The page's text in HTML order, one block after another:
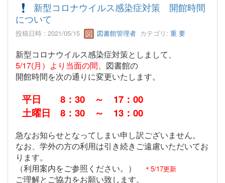
新型コロナウイルス感染症対策 開館時間
について
投稿日時 : 2021/05/15 図書館管理者 カテゴリ: 重 要
新型コロナウイルス感染症対策としまして、
5/17(月）より 当面の間、図書館の
開館時間を次の通りに変更いたします。
平日 8：30 ～ 17：00
土曜日 8：30 ～ 13：00
急なお知らせとなってしまい申し訳ございません。
なお、学外の方の利用は引き続きご遠慮いただいてお
ります。
（利用案内をご参照ください。）
＊5/17更新
ご理解とご協力をお願い致します。